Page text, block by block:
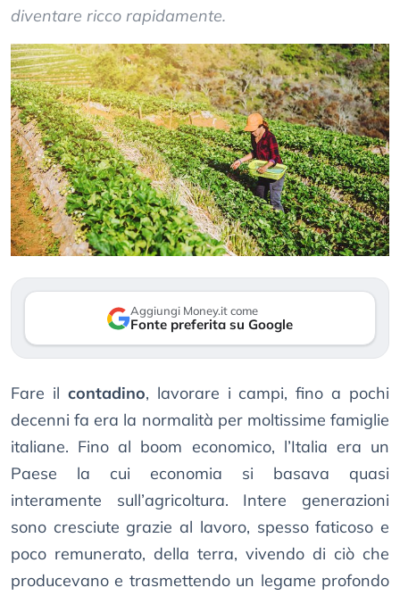
diventare ricco rapidamente.
Aggiungi Money.it come
Fonte preferita su Google
Fare il contadino, lavorare i campi, fino a pochi
decenni fa era la normalità per moltissime famiglie
italiane. Fino al boom economico, l’Italia era un
Paese la cui economia si basava quasi
interamente sull’agricoltura. Intere generazioni
sono cresciute grazie al lavoro, spesso faticoso e
poco remunerato, della terra, vivendo di ciò che
producevano e trasmettendo un legame profondo